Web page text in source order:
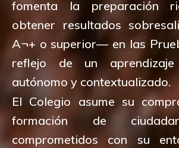
fomenta la preparación
obtener resultados
A¬+ o superior— en las
reflejo de un aprendizaje
autónomo y contextualizado.
El Colegio asume su
formación de
comprometidos con su